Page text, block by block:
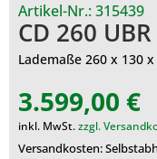
Artikel-Nr.:315439
CD 260
Lademaße 260 x 130
3.599,00 €
inkl. MwSt.zzgl.
Versandkosten: